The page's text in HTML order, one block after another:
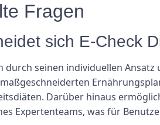
Fragen
sich E-Check
durch seinen individuellen
Darüber hinaus
Expertenteams, was für